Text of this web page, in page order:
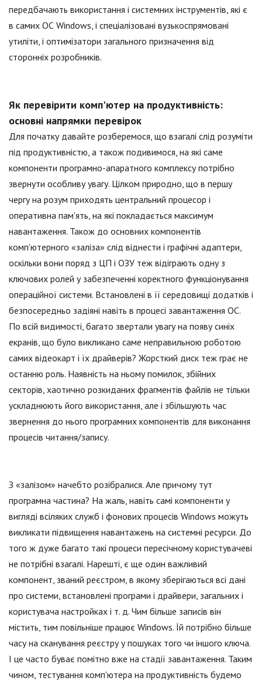
передбачають використання і системних інструментів, які є
в самих ОС Windows, і спеціалізовані вузькоспрямовані
утиліти, і оптимізатори загального призначення від
сторонніх розробників.
Як перевірити комп'ютер на продуктивність:
основні напрямки перевірок
Для початку давайте розберемося, що взагалі слід розуміти
під продуктивністю, а також подивимося, на які саме
компоненти програмно-апаратного комплексу потрібно
звернути особливу увагу. Цілком природно, що в першу
чергу на розум приходять центральний процесор і
оперативна пам'ять, на які покладається максимум
навантаження. Також до основних компонентів
комп'ютерного «заліза» слід віднести і графічні адаптери,
оскільки вони поряд з ЦП і ОЗУ теж відіграють одну з
ключових ролей у забезпеченні коректного функціонування
операційної системи. Встановлені в її середовищі додатків і
безпосередньо задіяні навіть в процесі завантаження ОС.
По всій видимості, багато звертали увагу на появу синіх
екранів, що було викликано саме неправильною роботою
самих відеокарт і їх драйверів? Жорсткий диск теж грає не
останню роль. Наявність на ньому помилок, збійних
секторів, хаотично розкиданих фрагментів файлів не тільки
ускладнюють його використання, але і збільшують час
звернення до нього програмних компонентів для виконання
процесів читання/запису.
З «залізом» начебто розібралися. Але причому тут
програмна частина? На жаль, навіть самі компоненти у
вигляді всіляких служб і фонових процесів Windows можуть
викликати підвищення навантажень на системні ресурси. До
того ж дуже багато такі процеси пересічному користувачеві
не потрібні взагалі. Нарешті, є ще один важливий
компонент, званий реєстром, в якому зберігаються всі дані
про системи, встановлені програми і драйвери, загальних і
користувача настройках і т. д. Чим більше записів він
містить, тим повільніше працює Windows. Їй потрібно більше
часу на сканування реєстру у пошуках того чи іншого ключа.
І це часто буває помітно вже на стадії завантаження. Таким
чином, тестування комп'ютера на продуктивність будемо